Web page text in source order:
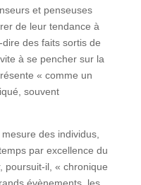
et penseuses
de leur tendance à
dire des faits sortis de
à se pencher sur la
« comme un
souvent
des individus,
par excellence du
poursuit-il, « chronique
évènements, les